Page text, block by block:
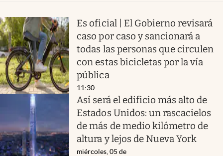
Es oficial | El Gobierno revisará
caso por caso y sancionará a
todas las personas que circulen
con estas bicicletas por la vía
pública
11:30
Así será el edificio más alto de
Estados Unidos: un rascacielos
de más de medio kilómetro de
altura y lejos de Nueva York
miércoles, 05 de